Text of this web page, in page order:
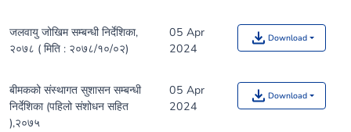
जलवायु जोखिम सम्बन्धी निर्देशिका,
२०७८ ( मिति : २०७८/१०/०२)
05 Apr
2024
Download
बीमकको संस्थागत सुशासन सम्बन्धी
निर्देशिका (पहिलो संशोधन सहित
),२०७५
05 Apr
2024
Download